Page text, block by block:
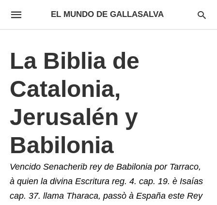
EL MUNDO DE GALLASALVA
La Biblia de
Catalonia,
Jerusalén y
Babilonia
Vencido Senacherib rey de Babilonia por Tarraco,
à quien la divina Escritura reg. 4. cap. 19. è Isaías
cap. 37. llama Tharaca, passò à España este Rey